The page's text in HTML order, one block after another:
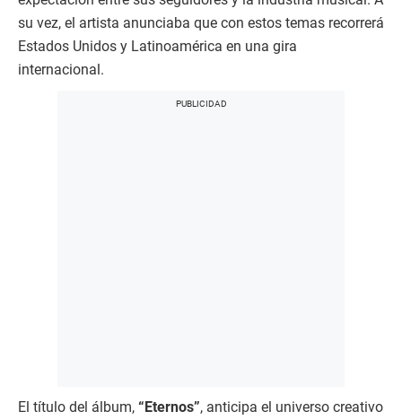
su vez, el artista anunciaba que con estos temas recorrerá
Estados Unidos y Latinoamérica en una gira
internacional.
El título del álbum, “Eternos”, anticipa el universo creativo